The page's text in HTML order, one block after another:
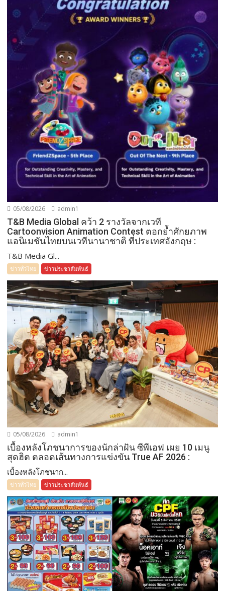
05/08/2026 admin1
T&B Media Global คว้า 2 รางวัลจากเวที
Cartoonvision Animation Contest ตอกย้ำศักยภาพ
แอนิเมชันไทยบนเวทีนานาชาติ ที่ประเทศอังกฤษ :
T&B Media Gl...
ข่าวทั่วไทย ข่าวประชาสัมพันธ์
05/08/2026 admin1
เบื้องหลังโภชนาการของนักล่าฝัน ซีพีเอฟ เผย 10 เมนู
สุดฮิต ตลอดเส้นทางการแข่งขัน True AF 2026 :
เบื้องหลังโภชนาก...
ข่าวทั่วไทย ข่าวประชาสัมพันธ์